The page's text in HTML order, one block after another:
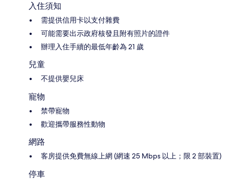
入住須知
需提供信用卡以支付雜費
可能需要出示政府核發且附有照片的證件
辦理入住手續的最低年齡為 21 歲
兒童
不提供嬰兒床
寵物
禁帶寵物
歡迎攜帶服務性動物
網路
客房提供免費無線上網 (網速 25 Mbps 以上；限 2 部裝置)
停車